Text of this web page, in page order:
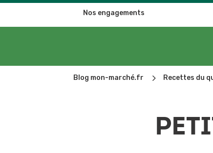
Nos engagements
Blog mon-marché.fr 5 Recettes du